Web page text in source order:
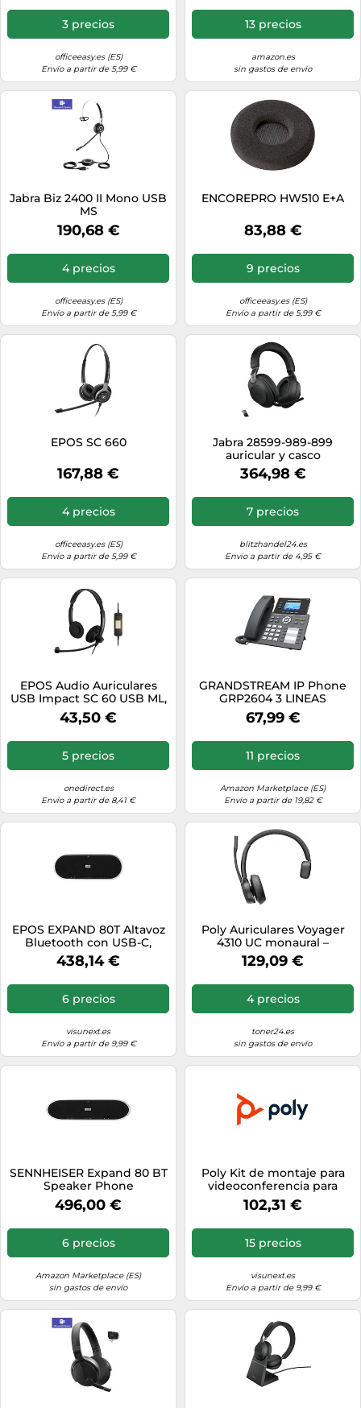
3 precios
officeeasy.es (ES)
Envío a partir de 5,99 €
13 precios
amazon.es
sin gastos de envío
Jabra Biz 2400 II Mono USB
MS
190,68 €
4 precios
officeeasy.es (ES)
Envío a partir de 5,99 €
ENCOREPRO HW510 E+A
83,88 €
9 precios
officeeasy.es (ES)
Envío a partir de 5,99 €
EPOS SC 660
167,88 €
4 precios
officeeasy.es (ES)
Envío a partir de 5,99 €
Jabra 28599-989-899
auricular y casco
Auriculares Inalámbrico y
alámbrico Diadema
USB Tipo C Bluetooth
Negro
364,98 €
7 precios
blitzhandel24.es
Envío a partir de 4,95 €
EPOS Audio Auriculares
USB Impact SC 60 USB ML,
biaurales, micrófono y
control de llamadas, negro
43,50 €
5 precios
onedirect.es
Envío a partir de 8,41 €
GRANDSTREAM IP Phone
GRP2604 3 LINEAS
AUDIOHD
67,99 €
11 precios
Amazon Marketplace (ES)
Envío a partir de 19,82 €
EPOS EXPAND 80T Altavoz
Bluetooth con USB-C,
funda incluida - certificado
para Microsoft Teams
438,14 €
6 precios
visunext.es
Envío a partir de 9,99 €
Poly Auriculares Voyager
4310 UC monaural –
Bluetooth + adaptador
BT700 USB-A y base de
carga 77Y92AA
129,09 €
4 precios
toner24.es
sin gastos de envío
SENNHEISER Expand 80 BT
Speaker Phone
496,00 €
6 precios
Amazon Marketplace (ES)
sin gastos de envío
Poly Kit de montaje para
videoconferencia para
Studio X30
102,31 €
15 precios
visunext.es
Envío a partir de 9,99 €